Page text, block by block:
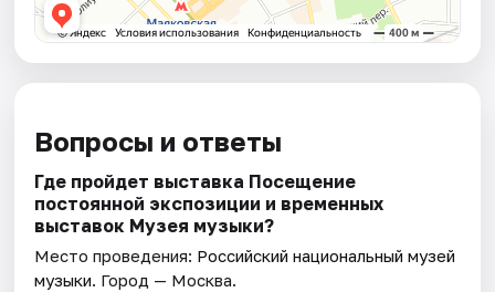
Вопросы и ответы
Где пройдет выставка Посещение
постоянной экспозиции и временных
выставок Музея музыки?
Место проведения: Российский национальный музей
музыки. Город — Москва.